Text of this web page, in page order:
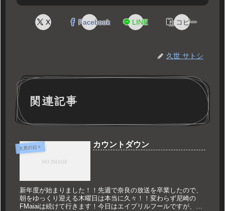
X Facebook LINE コピー
久世 サトシ
関連記事
久世の日々 カウントダウン
新年度が始まりました！！先週で奈良の放送を卒業したので、
朝をゆっくり迎える木曜日は本当に久々！！変わらず尼崎の
FMaiaiは続けて行きます！今日はエイプリルフールですが、特